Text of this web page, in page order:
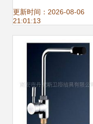
度分析
更新时间：2026-08-06
21:01:13